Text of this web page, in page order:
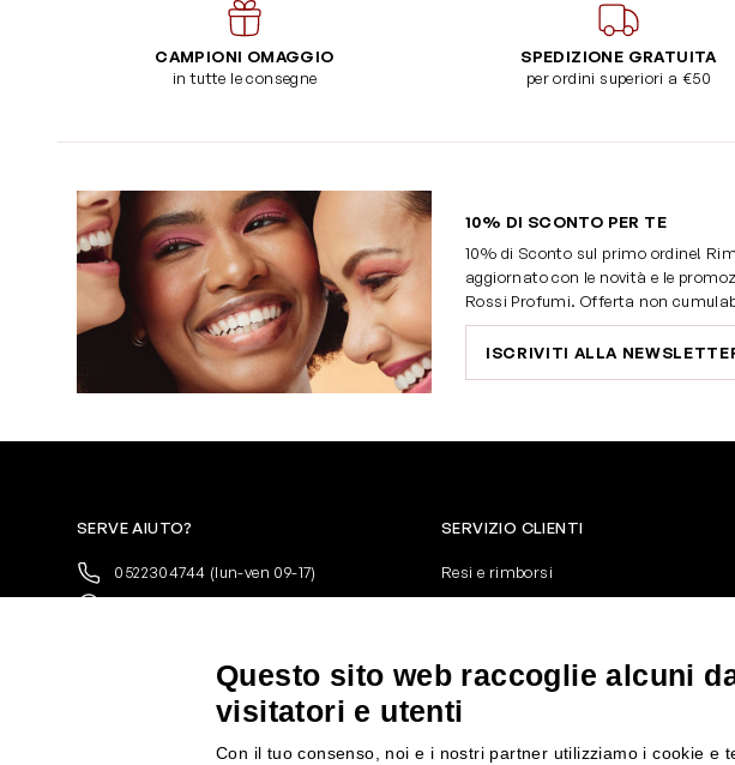
CAMPIONI OMAGGIO
in tutte le consegne
SPEDIZIONE GRATUITA
per ordini superiori a €50
10% DI SCONTO PER TE
10% di Sconto sul primo ordine!
aggiornato con le novità e le
Rossi Profumi. Offerta non
ISCRIVITI ALLA
SERVE AIUTO?
0522304744 (lun-ven 09-17)
+39 3346440838
SERVIZIO CLIENTI
Resi e rimborsi
Pagamenti
Condizioni generali di vendita
Privacy Policy
Cookies
10% di Sconto sul primo ordine! *
Iscriviti alla newsletter e rimani
Questo sito web raccoglie alcuni
visitatori e utenti
Con il tuo consenso, noi e i nostri partner utilizziamo i cookie e